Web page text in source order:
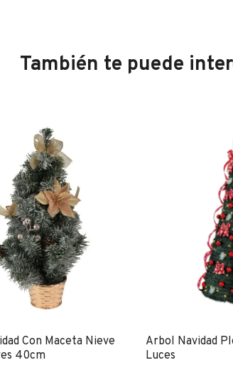
También te puede
Con Maceta Nieve
40cm
Arbol Navidad
Luces